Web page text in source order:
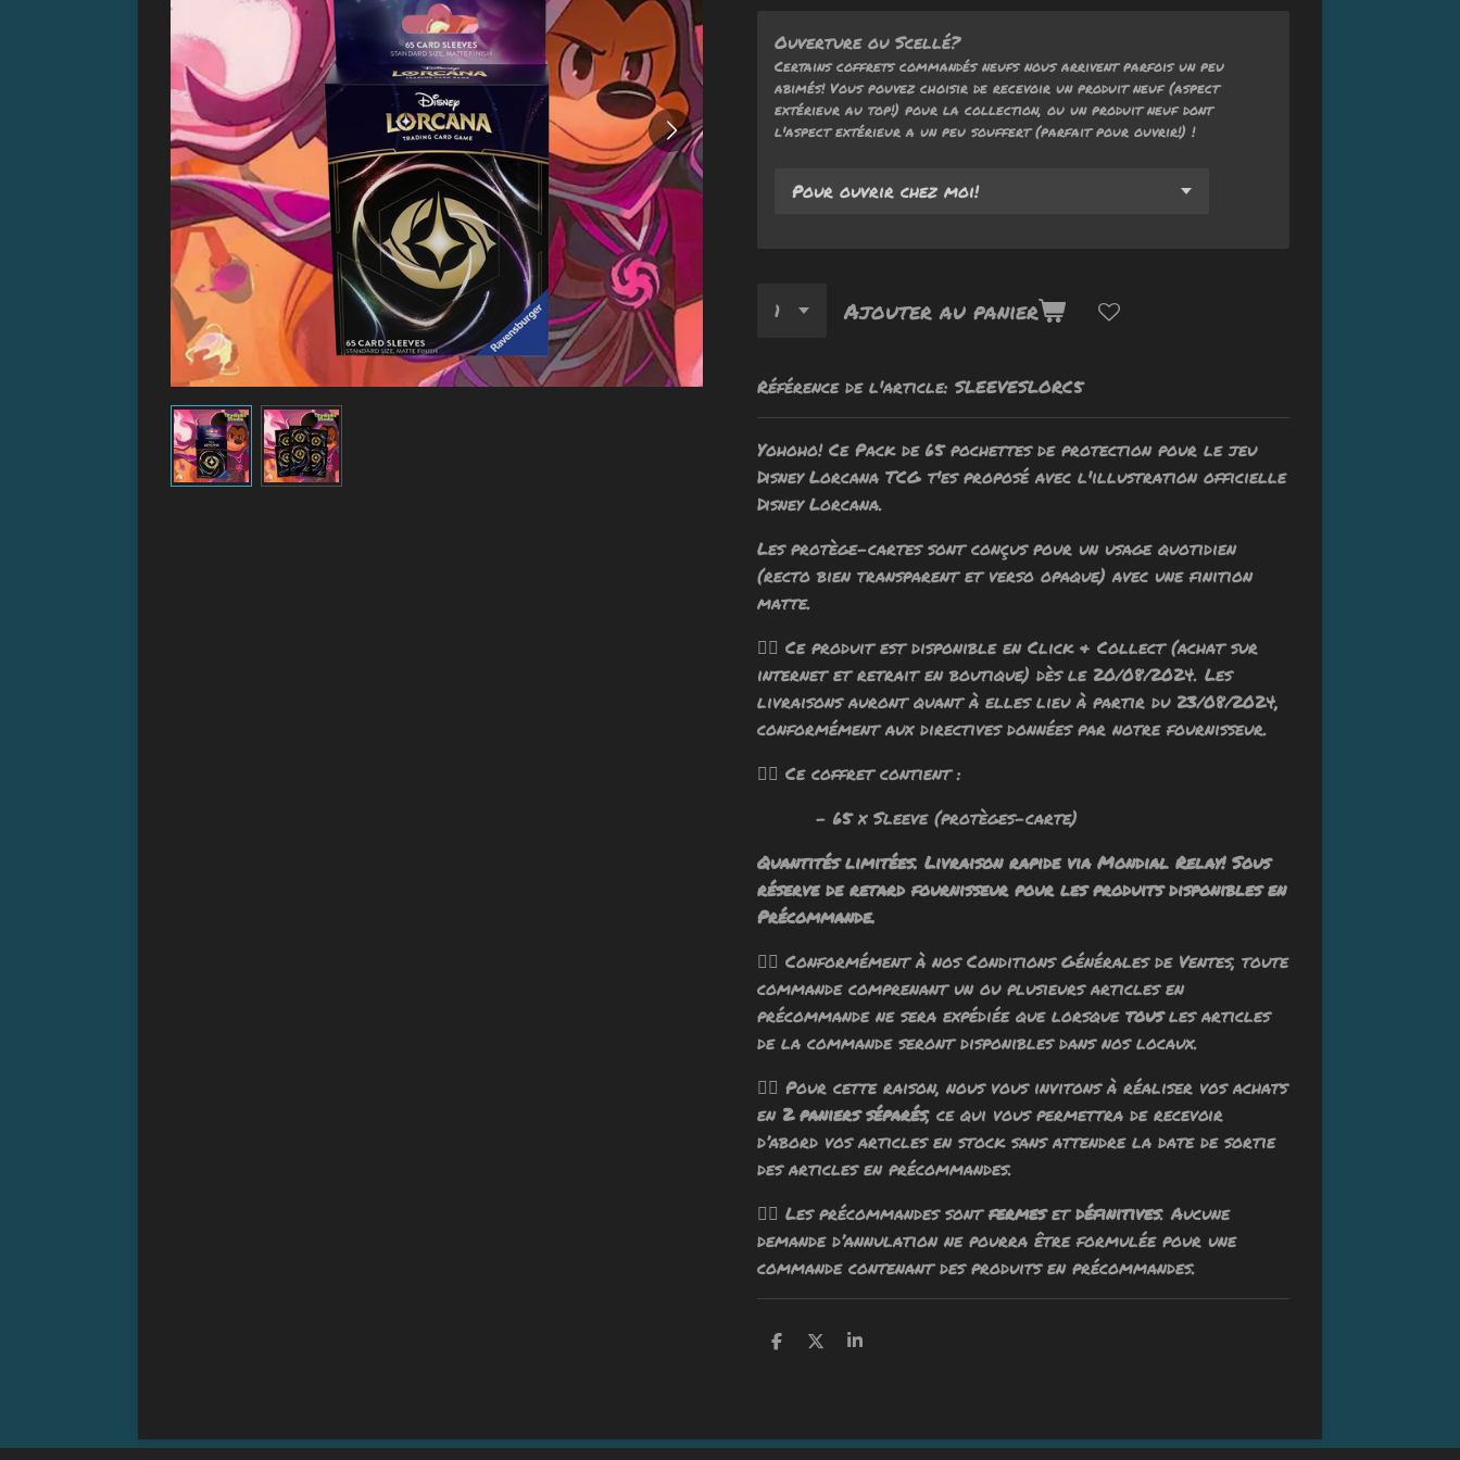
Ouverture ou Scellé?
Certains coffrets commandés neufs nous arrivent parfois un peu
abimés! Vous pouvez choisir de recevoir un produit neuf (aspect
extérieur au top!) pour la collection, ou un produit neuf dont
l'aspect extérieur a un peu souffert (parfait pour ouvrir!) !
Ajouter au panier
Référence de l'article: SLEEVESLORC5
Yohoho! Ce Pack de 65 pochettes de protection pour le jeu
Disney Lorcana TCG t'es proposé avec l'illustration officielle
Disney Lorcana.
Les protège-cartes sont conçus pour un usage quotidien
(recto bien transparent et verso opaque) avec une finition
matte.
🧙‍♂️ Ce produit est disponible en Click & Collect (achat sur
internet et retrait en boutique) dès le 20/08/2024. Les
livraisons auront quant à elles lieu à partir du 23/08/2024,
conformément aux directives données par notre fournisseur.
🧙‍♂️ Ce coffret contient :
- 65 x Sleeve (protèges-carte)
Quantités limitées. Livraison rapide via Mondial Relay! Sous
réserve de retard fournisseur pour les produits disponibles en
Précommande.
🧙‍♂️ Conformément à nos Conditions Générales de Ventes, toute
commande comprenant un ou plusieurs articles en
précommande ne sera expédiée que lorsque tousles articles
de la commande seront disponibles dans nos locaux.
🧙‍♂️ Pour cette raison, nous vous invitons à réaliser vos achats
en 2 paniers séparés, ce qui vous permettra de recevoir
d’abord vos articles en stock sans attendre la date de sortie
des articles en précommandes.
🧙‍♂️ Les précommandes sontfermesetdéfinitives. Aucune
demande d’annulation ne pourra être formulée pour une
commande contenant des produits en précommandes.
P
g
e
P
g
e
P
g
e